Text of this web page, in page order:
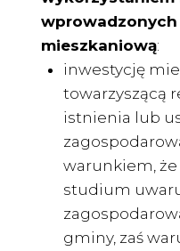
mieszkaniową:
inwestycję
towarzyszącą
istnienia lub
warunkiem,
studium
gminy, zaś